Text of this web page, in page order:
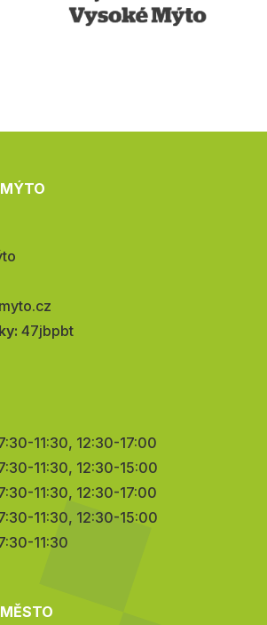
47jbpbt
11:30, 12:30-17:00
11:30, 12:30-15:00
11:30, 12:30-17:00
11:30, 12:30-15:00
11:30